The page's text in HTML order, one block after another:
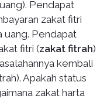
Pendapat
zakat fitri
uang. Pendapat
fitri (zakat fitrah)
kembali
Apakah status
zakat harta